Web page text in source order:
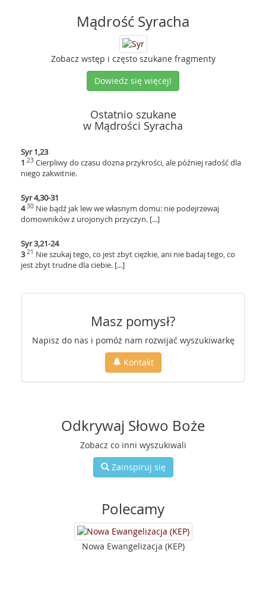
Mądrość Syracha
Zobacz wstęp i często szukane fragmenty
Dowiedz się więcej!
Ostatnio szukane
w Mądrości Syracha
Syr 1,23
1 23 Cierpliwy do czasu dozna przykrości, ale później radość dla
niego zakwitnie.
Syr 4,30-31
4 30 Nie bądź jak lew we własnym domu: nie podejrzewaj
domowników z urojonych przyczyn. [...]
Syr 3,21-24
3 21 Nie szukaj tego, co jest zbyt ciężkie, ani nie badaj tego, co
jest zbyt trudne dla ciebie. [...]
Masz pomysł?
Napisz do nas i pomóż nam rozwijać wyszukiwarkę
Kontakt
Odkrywaj Słowo Boże
Zobacz co inni wyszukiwali
Zainspiruj się
Polecamy
Nowa Ewangelizacja (KEP)